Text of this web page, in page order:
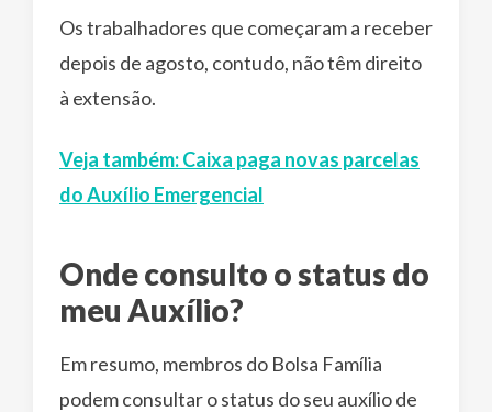
Os trabalhadores que começaram a receber
depois de agosto, contudo, não têm direito
à extensão.
Veja também: Caixa paga novas parcelas
do Auxílio Emergencial
Onde consulto o status do
meu Auxílio?
Em resumo, membros do Bolsa Família
podem consultar o status do seu auxílio de